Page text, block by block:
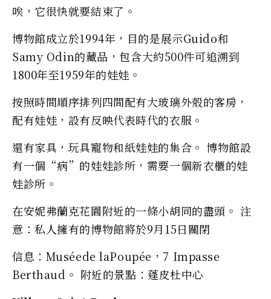
唉，它很快就要結束了。
博物館成立於1994年，目的是展示Guido和
Samy Odin的藏品，包含大約500件可追溯到
1800年至1959年的娃娃。
按照時間順序排列四間配有大玻璃外殼的客房，
配有娃娃，設有反映代表時代的衣服。
還有家具，玩具寵物和紙娃娃的集合。 博物館設
有一個“病”的娃娃診所，需要一個新衣櫃的娃
娃診所。
在安妮弗蘭克花園附近的一條小胡同的盡頭。 注
意：私人擁有的博物館將於9月15日關閉
信息：Muséede laPoupée，7 Impasse
Berthaud。 附近的景點：蓬皮杜中心